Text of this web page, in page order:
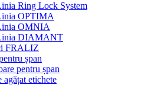
Ring Lock System
OPTIMA
OMNIA
DIAMANT
FRALIZ
șpan
pentru șpan
agățat etichete